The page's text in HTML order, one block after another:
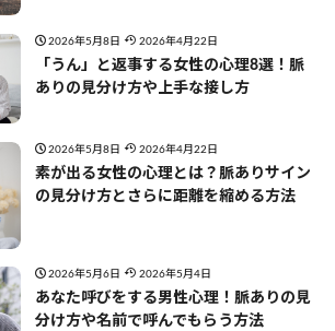
2026年5月8日 2026年4月22日
「うん」と返事する女性の心理8選！脈
ありの見分け方や上手な接し方
2026年5月8日 2026年4月22日
素が出る女性の心理とは？脈ありサイン
の見分け方とさらに距離を縮める方法
2026年5月6日 2026年5月4日
あなた呼びをする男性心理！脈ありの見
分け方や名前で呼んでもらう方法